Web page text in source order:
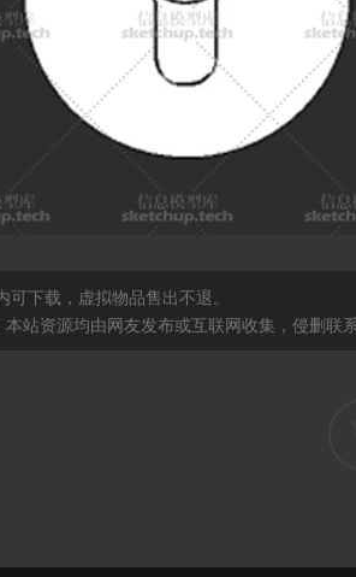
可下载，虚拟物品售出不退。
本站资源均由网友发布或互联网收集，侵删联